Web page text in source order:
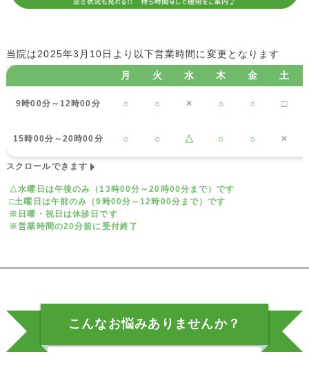
当院は2025年3月10日より以下営業時間に変更となります
月
火 水 木 金 土
9時00分～12時00分 ○ ○ × ○ ○ □
15時00分～20時00分 ○ ○ △ ○ ○ ×
スクロールできます
△水曜日は午後のみ（13時00分～20時00分まで）です
□土曜日は午前のみ（9時00分～12時00分まで）です
※日曜・祝日は休診日です
※営業時間の20分前に受付終了
こんなお悩みありませんか？